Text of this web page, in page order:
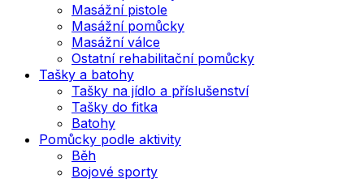
Masážní pistole
Masážní pomůcky
Masážní válce
Ostatní rehabilitační pomůcky
Tašky a batohy
Tašky na jídlo a příslušenství
Tašky do fitka
Batohy
Pomůcky podle aktivity
Běh
Bojové sporty